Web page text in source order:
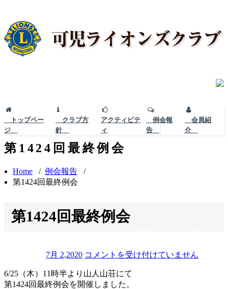
トップペー
ジ
クラブ方
針
アクティビテ
ィ
例会報
告
会員紹
介
第1424回最終例会
Home / 例会報告 /
第1424回最終例会
第1424回最終例会
7月 2,2020
1
4
コメントを受け付けていません
6/25（木）11時半より山人山荘にて
第1424回最終例会を開催しました。